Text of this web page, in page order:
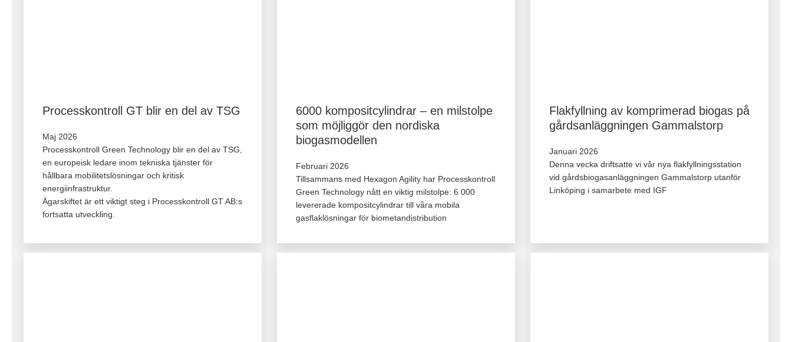
Processkontroll GT blir en del av TSG
Maj 2026
Processkontroll Green Technology blir en del av TSG,
en europeisk ledare inom tekniska tjänster för
hållbara mobilitetslösningar och kritisk
energiinfrastruktur.
Ägarskiftet är ett viktigt steg i Processkontroll GT AB:s
fortsatta utveckling.
6000 kompositcylindrar – en milstolpe
som möjliggör den nordiska
biogasmodellen
Februari 2026
Tillsammans med Hexagon Agility har Processkontroll
Green Technology nått en viktig milstolpe: 6 000
levererade kompositcylindrar till våra mobila
gasflaklösningar för biometandistribution
Flakfyllning av komprimerad biogas på
gårdsanläggningen Gammalstorp
Januari 2026
Denna vecka driftsatte vi vår nya flakfyllningsstation
vid gårdsbiogasanläggningen Gammalstorp utanför
Linköping i samarbete med IGF